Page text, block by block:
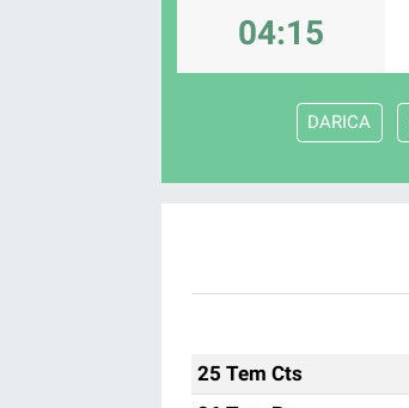
04:15
DARICA
25 Tem Cts
ÖZEL HABER